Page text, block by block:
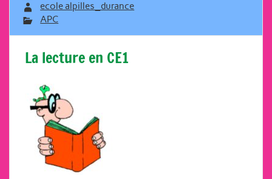
ecole alpilles_durance
APC
La lecture en CE1